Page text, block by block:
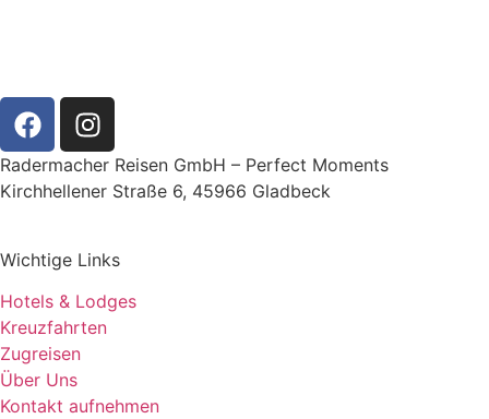
Radermacher Reisen GmbH – Perfect Moments
Kirchhellener Straße 6, 45966 Gladbeck
Wichtige Links
Hotels & Lodges
Kreuzfahrten
Zugreisen
Über Uns
Kontakt aufnehmen